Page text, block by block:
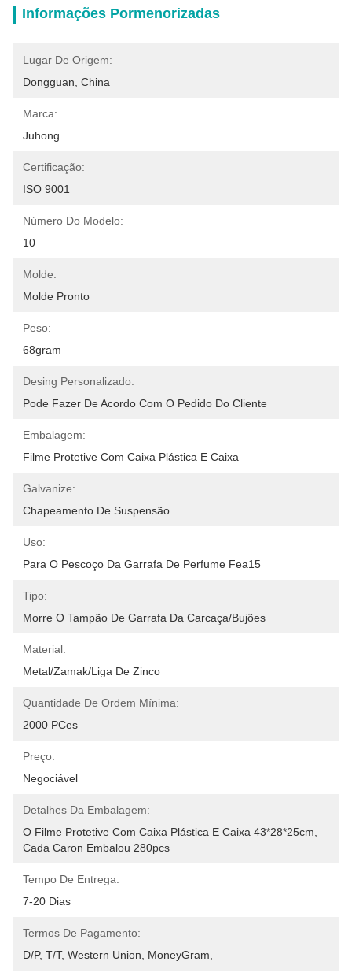
Informações Pormenorizadas
Lugar De Origem:
Dongguan, China
Marca:
Juhong
Certificação:
ISO 9001
Número Do Modelo:
10
Molde:
Molde Pronto
Peso:
68gram
Desing Personalizado:
Pode Fazer De Acordo Com O Pedido Do Cliente
Embalagem:
Filme Protetive Com Caixa Plástica E Caixa
Galvanize:
Chapeamento De Suspensão
Uso:
Para O Pescoço Da Garrafa De Perfume Fea15
Tipo:
Morre O Tampão De Garrafa Da Carcaça/bujões
Material:
Metal/zamak/liga De Zinco
Quantidade De Ordem Mínima:
2000 PCes
Preço:
Negociável
Detalhes Da Embalagem:
O Filme Protetive Com Caixa Plástica E Caixa 43*28*25cm,
Cada Caron Embalou 280pcs
Tempo De Entrega:
7-20 Dias
Termos De Pagamento:
D/P, T/T, Western Union, MoneyGram,